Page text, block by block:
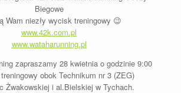
Biegowe
Wam niezły wycisk treningowy 😉
www.42k.com.pl
www.wataharunning.pl
zapraszamy 28 kwietnia o godzinie 9:00
obok Technikum nr 3 (ZEG)
Żwakowskiej i al.Bielskiej w Tychach.